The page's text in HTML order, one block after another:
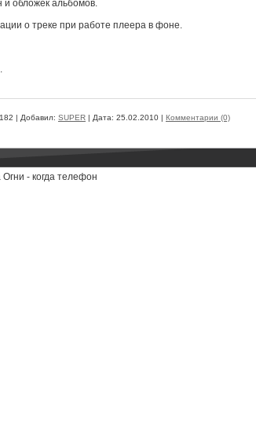
и обложек альбомов.
о треке при работе плеера в фоне.
182 | Добавил: SUPER | Дата: 25.02.2010 | Комментарии (0)
- когда телефон